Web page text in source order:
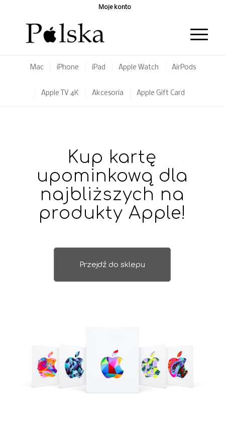
Moje konto
Mac iPhone iPad Apple Watch AirPods
Apple TV 4K Akcesoria Apple Gift Card
Kup kartę
upominkową dla
najbliższych na
produkty Apple!
Przejdź do sklepu